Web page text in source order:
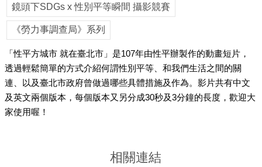
會
性
別
友
善
廁
所
認
證
鏡頭下SDGs x 性別平等瞬間 攝影競賽
《勞力事調查局》系列
「性平方城市 就在臺北市」是107年由性平辦製作的動畫短片，
透過輕鬆簡單的方式介紹何謂性別平等、和我們生活之間的關
連、以及臺北市政府曾做過哪些具體措施及作為。影片共有中文
及英文兩個版本，每個版本又另分成30秒及3分鐘的長度，歡迎大
家使用喔！
相關連結